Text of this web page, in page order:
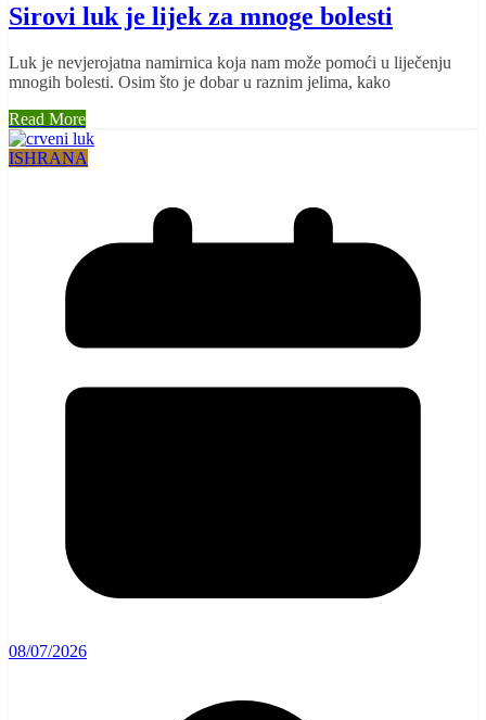
Sirovi luk je lijek za mnoge bolesti
Luk je nevjerojatna namirnica koja nam može pomoći u liječenju
mnogih bolesti. Osim što je dobar u raznim jelima, kako
Read More
ISHRANA
08/07/2026